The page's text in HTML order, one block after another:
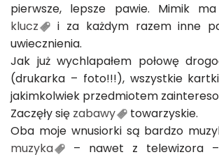
pierwsze, lepsze pawie. Mimik
klucz
i za każdym razem inne
uwiecznienia.
Jak już wychlapałem połowę
(drukarka – foto!!!), wszystkie
jakimkolwiek przedmiotem
Zaczęły się zabawy
towarzyskie.
Oba moje wnusiorki są bardzo
muzyka
– nawet z telewizora